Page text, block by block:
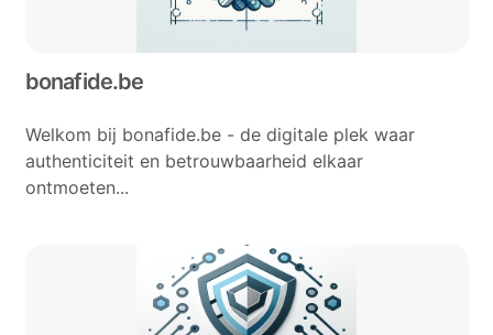
bonafide.be
Welkom bij bonafide.be - de digitale plek waar
authenticiteit en betrouwbaarheid elkaar
ontmoeten...